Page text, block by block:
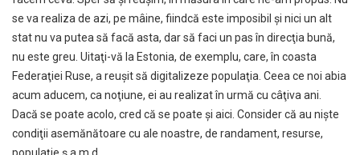
se va realiza de azi, pe mâine, fiindcă este imposibil şi nici un alt
stat nu va putea să facă asta, dar să faci un pas în direcţia bună,
nu este greu. Uitaţi-vă la Estonia, de exemplu, care, în coasta
Federaţiei Ruse, a reuşit să digitalizeze populaţia. Ceea ce noi abia
acum aducem, ca noţiune, ei au realizat în urmă cu câţiva ani.
Dacă se poate acolo, cred că se poate şi aici. Consider că au nişte
condiţii asemănătoare cu ale noastre, de randament, resurse,